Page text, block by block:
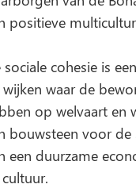
positieve
sociale cohesie is
waar de
op welvaart en
bouwsteen voor
een duurzame